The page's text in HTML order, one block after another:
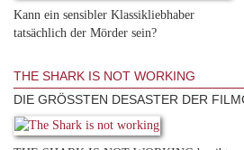
Kann ein sensibler Klassikliebhaber
tatsächlich der Mörder sein?
THE SHARK IS NOT WORKING
DIE GRÖSSTEN DESASTER DER